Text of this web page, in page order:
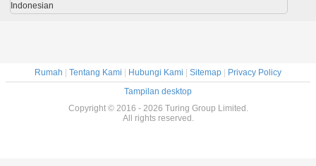
Indonesian
Rumah Tentang Kami Hubungi Kami Sitemap
Privacy Policy
Tampilan desktop
Copyright © 2016 - 2026 Turing Group Limited.
All rights reserved.